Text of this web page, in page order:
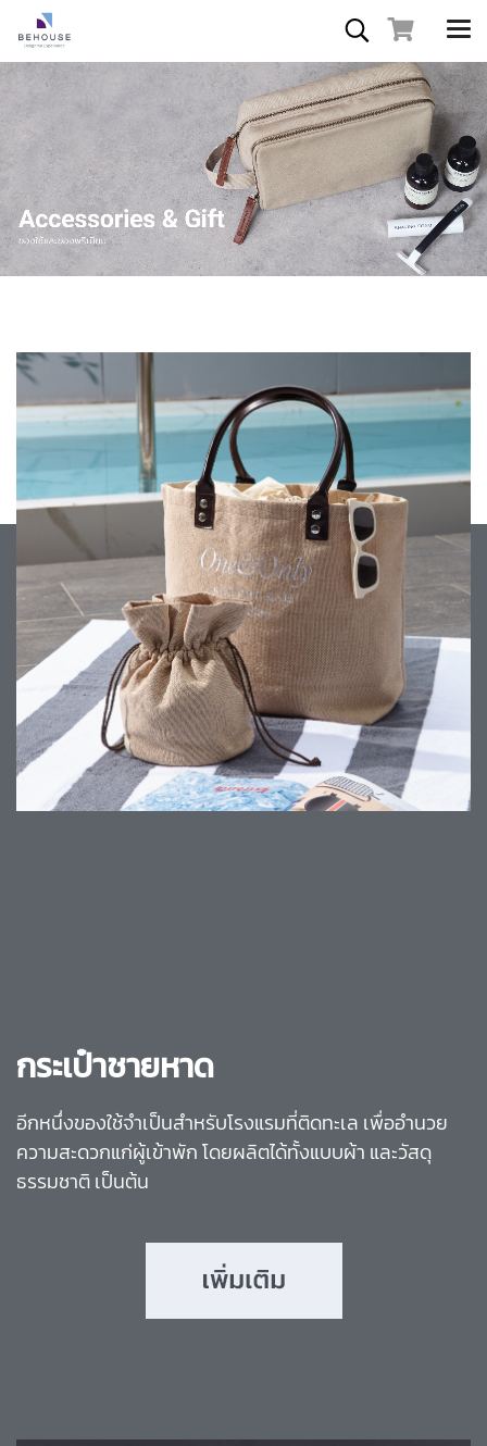
กระเป๋าชายหาด
อีกหนึ่งของใช้จำเป็นสำหรับโรงแรมที่ติดทะเล เพื่ออำนวย
ความสะดวกแก่ผู้เข้าพัก โดยผลิตได้ทั้งแบบผ้า และวัสดุ
ธรรมชาติ เป็นต้น